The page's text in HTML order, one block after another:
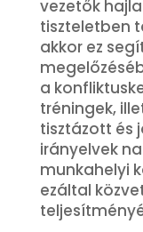
vezetők
tiszteletben
akkor ez
a
tréningek,
tisztázott és
irányelvek
munkahelyi
ezáltal